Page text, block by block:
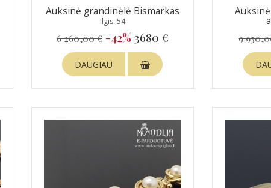
Auksinė grandinėlė Bismarkas
Ilgis: 54
6 260,00 € -42% 3680 €
DAUGIAU
9